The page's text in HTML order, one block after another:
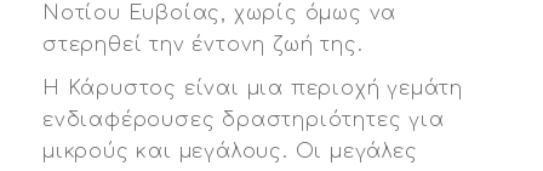
Νοτίου Ευβοίας, χωρίς όμως να
στερηθεί την έντονη ζωή της.
Η Κάρυστος είναι μια περιοχή γεμάτη
ενδιαφέρουσες δραστηριότητες για
μικρούς και μεγάλους. Οι μεγάλες